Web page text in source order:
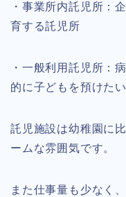
・事業所内託児所：
育する託児所
・一般利用託児所：
的に子どもを預けた
託児施設は幼稚園に
ームな雰囲気です。
また仕事量も少なく